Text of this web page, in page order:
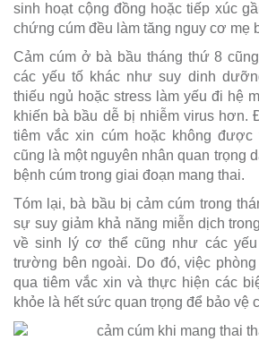
sinh hoạt cộng đồng hoặc tiếp xúc
chứng cúm đều làm tăng nguy cơ mẹ
Cảm cúm ở bà bầu tháng thứ 8
các yếu tố khác như suy dinh
thiếu ngủ hoặc stress làm yếu đi hệ
khiến bà bầu dễ bị nhiễm virus hơn.
tiêm vắc xin cúm hoặc không được
cũng là một nguyên nhân quan trọng
bệnh cúm trong giai đoạn mang thai.
Tóm lại, bà bầu bị cảm cúm trong
sự suy giảm khả năng miễn dịch
về sinh lý cơ thể cũng như các
trường bên ngoài. Do đó, việc
qua tiêm vắc xin và thực hiện các
khỏe là hết sức quan trọng để bảo vệ